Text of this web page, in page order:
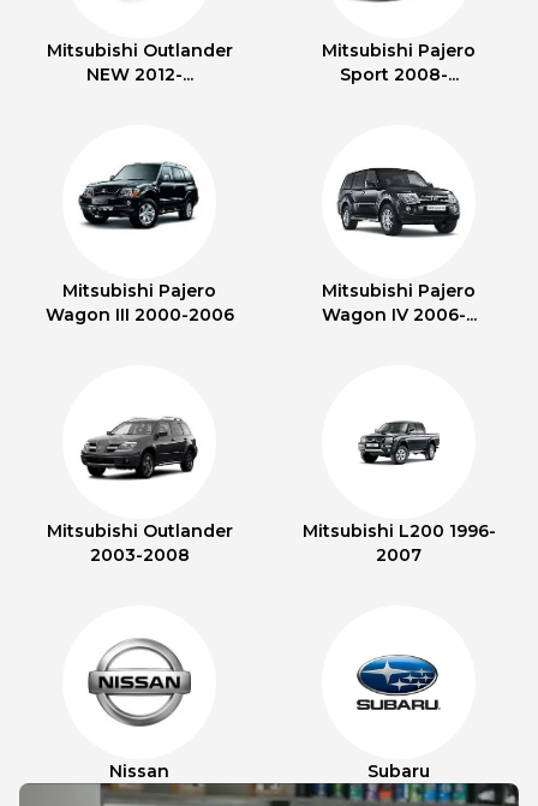
Mitsubishi Outlander
NEW 2012-...
Mitsubishi Pajero
Sport 2008-...
Mitsubishi Pajero
Wagon III 2000-2006
Mitsubishi Pajero
Wagon IV 2006-...
Mitsubishi Outlander
2003-2008
Mitsubishi L200 1996-
2007
Nissan Subaru